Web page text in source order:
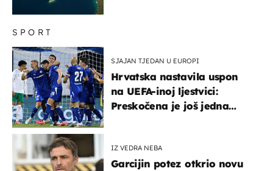
SPORT
SJAJAN TJEDAN U EUROPI
Hrvatska nastavila uspon
na UEFA-inoj ljestvici:
Preskočena je još jedna
IZ VEDRA NEBA
Garcijin potez otkrio novu